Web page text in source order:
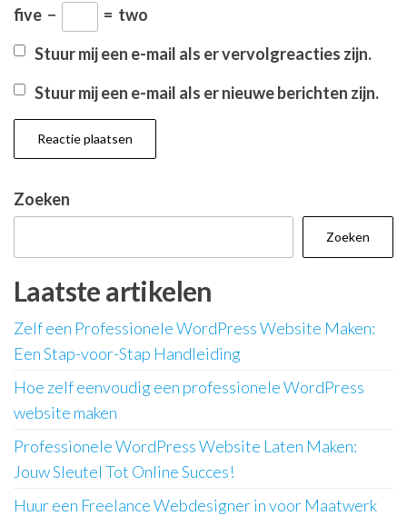
five − = two
Stuur mij een e-mail als er vervolgreacties zijn.
Stuur mij een e-mail als er nieuwe berichten zijn.
Zoeken
Zoeken
Laatste artikelen
Zelf een Professionele WordPress Website Maken:
Een Stap-voor-Stap Handleiding
Hoe zelf eenvoudig een professionele WordPress
website maken
Professionele WordPress Website Laten Maken:
Jouw Sleutel Tot Online Succes!
Huur een Freelance Webdesigner in voor Maatwerk